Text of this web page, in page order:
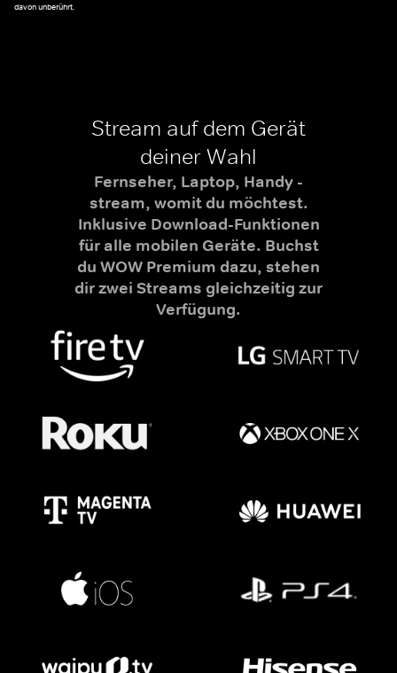
davon unberührt.
Stream auf dem Gerät
deiner Wahl
Fernseher, Laptop, Handy -
stream, womit du möchtest.
Inklusive Download-Funktionen
für alle mobilen Geräte. Buchst
du WOW Premium dazu, stehen
dir zwei Streams gleichzeitig zur
Verfügung.